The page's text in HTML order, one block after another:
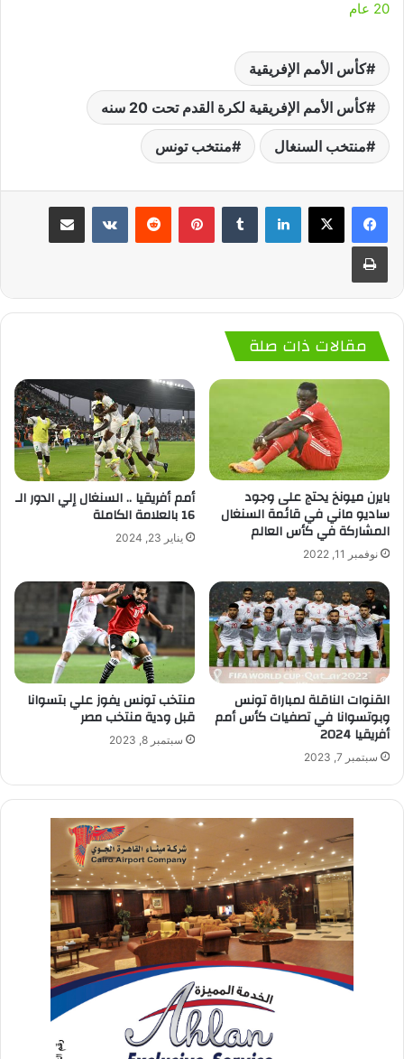
20 عام
كأس الأمم الإفريقية
كأس الأمم الإفريقية لكرة القدم تحت 20 سنه
منتخب السنغال منتخب تونس
لينكدإن بينتيريست
مقالات ذات صلة
بايرن ميونخ يحتج على وجود
ساديو ماني في قائمة السنغال
المشاركة في كأس العالم
نوفمبر 11, 2022
أمم أفريقيا .. السنغال إلي الدور الـ
16 بالعلامة الكاملة
يناير 23, 2024
القنوات الناقلة لمباراة تونس
وبوتسوانا في تصفيات كأس أمم
أفريقيا 2024
سبتمبر 7, 2023
منتخب تونس يفوز علي بتسوانا
قبل ودية منتخب مصر
سبتمبر 8, 2023